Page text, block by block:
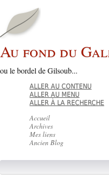
Au fond du
ou le bordel de Gilsoub...
ALLER AU CONTENU
ALLER AU MENU
ALLER À LA RECHERCHE
Accueil
Archives
Mes liens
Ancien Blog